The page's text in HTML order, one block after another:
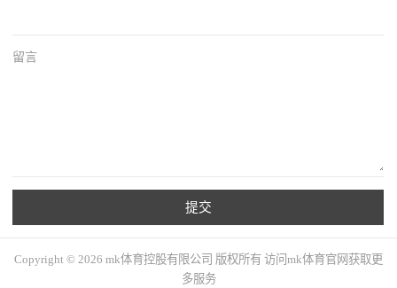
留言
提交
Copyright © 2026 mk体育控股有限公司 版权所有 访问mk体育官网获取更
多服务